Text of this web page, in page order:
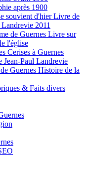
après 1900
souvient d'hier Livre de
2011
de Guernes Livre sur
l'église
Cerises à Guernes
Jean-Paul Landrevie
Guernes Histoire de la
& Faits divers